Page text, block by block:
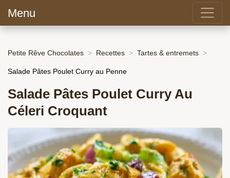
Menu
Petite Rêve Chocolates Recettes Tartes & entremets
Salade Pâtes Poulet Curry au Penne
Salade Pâtes Poulet Curry Au
Céleri Croquant